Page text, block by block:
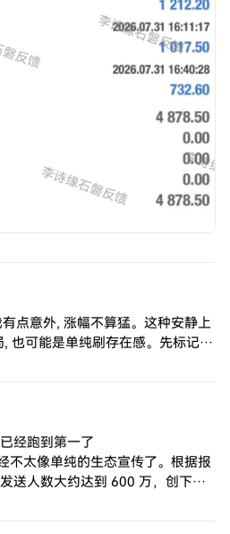
点意外, 涨幅不算猛。这种安静上
也可能是单纯刷存在感。先标记着
不跟。你最近有在盯 TLM 吗。
经跑到第一了
不太像单纯的生态宣传了。根据报
送人数大约达到 600 万，创下所
的是，这不是一次偶发冲高，原